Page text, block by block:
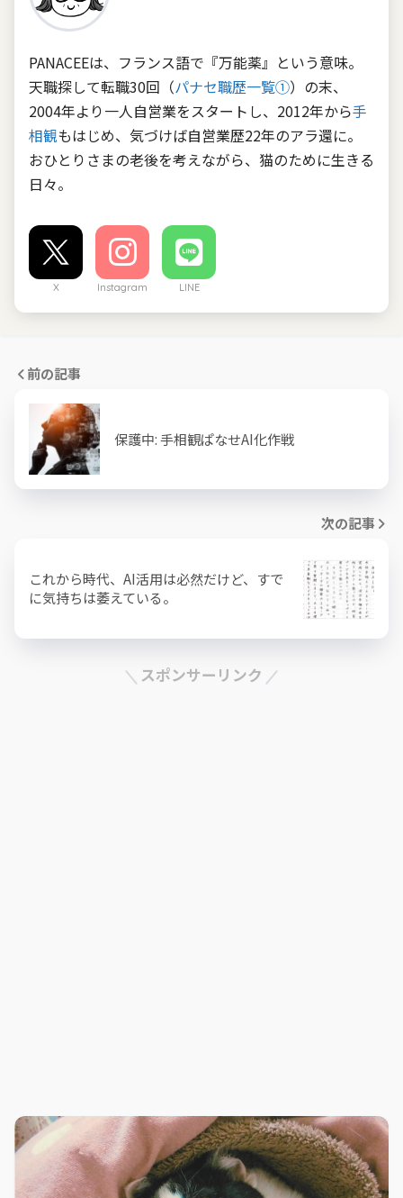
PANACEEは、フランス語で『万能薬』という意味。
天職探して転職30回（パナセ職歴一覧①）の末、
2004年より一人自営業をスタートし、2012年から手
相観もはじめ、気づけば自営業歴22年のアラ還に。
おひとりさまの老後を考えながら、猫のために生きる
日々。
X Instagram LINE
前の記事
保護中: 手相観ぱなせAI化作戦
次の記事
これから時代、AI活用は必然だけど、すで
に気持ちは萎えている。
スポンサーリンク